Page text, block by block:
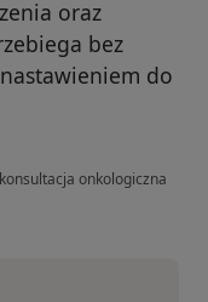
oraz
bez
do
konsultacja onkologiczna